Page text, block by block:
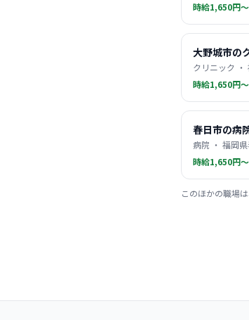
時給1,650円
大野城市の
クリニック ・
時給1,650円
春日市の病
病院 ・ 福岡
時給1,650円
このほかの職場